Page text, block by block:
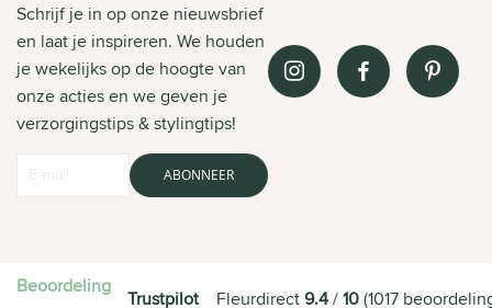
Schrijf je in op onze nieuwsbrief
en laat je inspireren. We houden
je wekelijks op de hoogte van
onze acties en we geven je
verzorgingstips & stylingtips!
ABONNEER
Beoordeling
Trustpilot Fleurdirect9.4/10(1017